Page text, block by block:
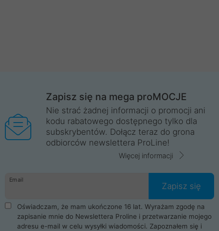
Zapisz się na mega proMOCJE
Nie strać żadnej informacji o promocji ani
kodu rabatowego dostępnego tylko dla
subskrybentów. Dołącz teraz do grona
odbiorców newslettera ProLine!
Więcej informacji
Email
Zapisz się
Oświadczam, że mam ukończone 16 lat. Wyrażam zgodę na
zapisanie mnie do Newslettera Proline i przetwarzanie mojego
adresu e-mail w celu wysyłki wiadomości. Zapoznałem się i